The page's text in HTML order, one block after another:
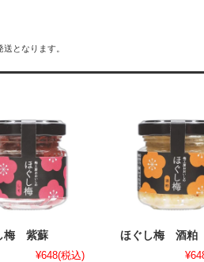
となります。
梅 紫蘇
¥648(税込)
ほぐし梅 酒粕